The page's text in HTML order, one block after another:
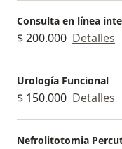
Consulta en línea
$ 200.000 Detalles
Urología Funcional
$ 150.000 Detalles
Nefrolitotomia